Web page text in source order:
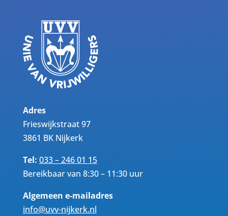
Adres
Frieswijkstraat 97
3861 BK Nijkerk
Tel:033 – 246 01 15
Bereikbaar van 8:30 – 11:30 uur
Algemeen e-mailadres
info@uvv-nijkerk.nl